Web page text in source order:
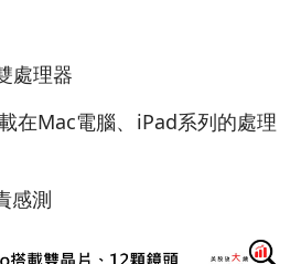
處理器
在Mac電腦、iPad系列的處理
感測